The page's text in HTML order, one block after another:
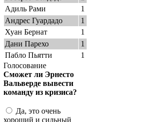
Адиль Рами
1
Андрес Гуардадо
1
Хуан Бернат
1
Дани Парехо
1
Пабло Пьятти
1
Голосование
Сможет ли Эрнесто
Вальверде вывести
команду из кризиса?
Да, это очень
хороший и сильный